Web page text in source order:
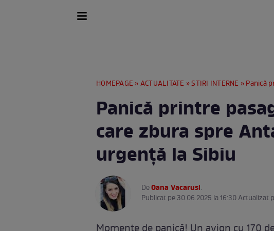
HOMEPAGE »ACTUALITATE »STIRI INTERNE » Panică
Panică printre
care zbura spre
urgență la Sibiu
DeOana Vacarusi.
Publicat pe 30.06.2025 la 16:30 Actualizat